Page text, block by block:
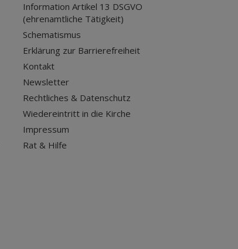
Information Artikel 13 DSGVO
(ehrenamtliche Tätigkeit)
Schematismus
Erklärung zur Barrierefreiheit
Kontakt
Newsletter
Rechtliches & Datenschutz
Wiedereintritt in die Kirche
Impressum
Rat & Hilfe